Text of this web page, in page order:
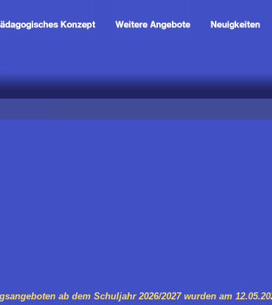
ab dem Schuljahr 2026/2027 wurden am